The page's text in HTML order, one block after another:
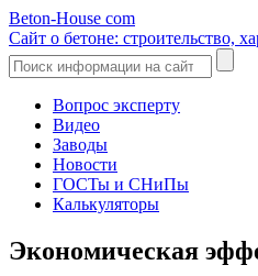
Beton-House com
Сайт о бетоне: строительство,
Вопрос эксперту
Видео
Заводы
Новости
ГОСТы и СНиПы
Калькуляторы
Экономическая